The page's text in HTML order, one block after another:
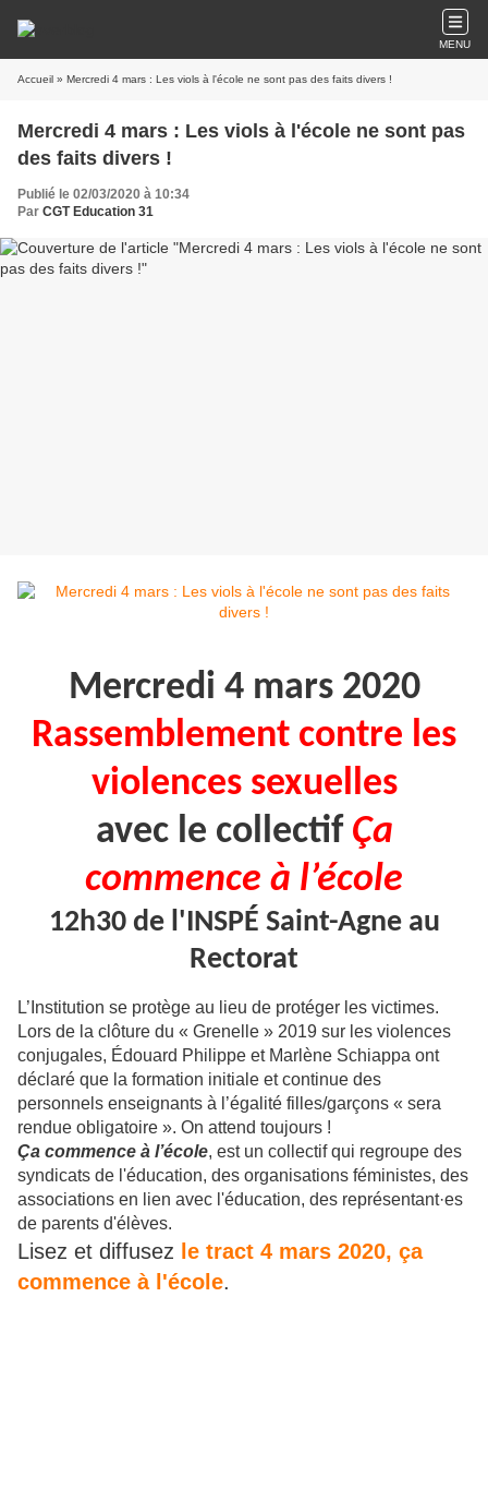
MENU
Accueil » Mercredi 4 mars : Les viols à l'école ne sont pas des faits divers !
Mercredi 4 mars : Les viols à l'école ne sont pas
des faits divers !
Publié le 02/03/2020 à 10:34
Par CGT Education 31
Mercredi 4 mars 2020
Rassemblement contre les
violences sexuelles
avec le collectif Ça
commence à l’école
12h30 de l'INSPÉ Saint-Agne au
Rectorat
L’Institution se protège au lieu de protéger les victimes.
Lors de la clôture du « Grenelle » 2019 sur les violences
conjugales, Édouard Philippe et Marlène Schiappa ont
déclaré que la formation initiale et continue des
personnels enseignants à l’égalité filles/garçons « sera
rendue obligatoire ». On attend toujours !
Ça commence à l’école, est un collectif qui regroupe des
syndicats de l'éducation, des organisations féministes, des
associations en lien avec l'éducation, des représentant·es
de parents d'élèves.
Lisez et diffusez le tract 4 mars 2020, ça
commence à l'école.